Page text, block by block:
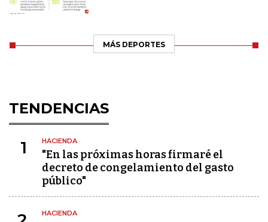
MÁS DEPORTES
TENDENCIAS
1 HACIENDA
"En las próximas horas firmaré el
decreto de congelamiento del gasto
público"
HACIENDA